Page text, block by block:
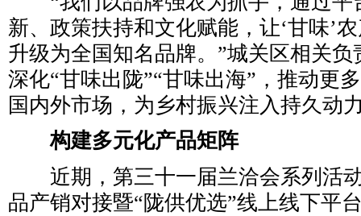
新、政策扶持和文化赋能，让‘甘味’
升级为全国知名品牌。”城关区相关
深化“甘味出陇”“甘味出海”，推动更
国内外市场，为乡村振兴注入持久动
构建多元化产品矩阵
近期，第三十一届兰洽会系列活动
品产销对接暨“陇供优选”线上线下平